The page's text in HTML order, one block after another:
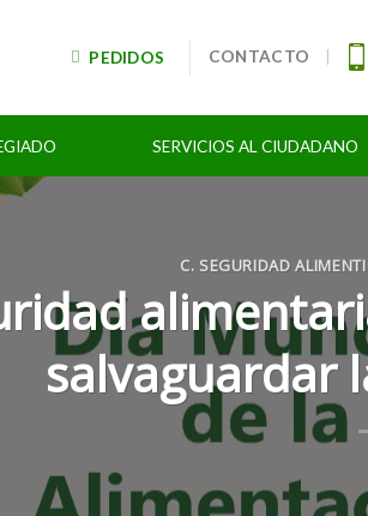
PEDIDOS CONTACTO |
SERVICIOS AL CIUDADANO
C. SEGURIDAD
salvaguardar